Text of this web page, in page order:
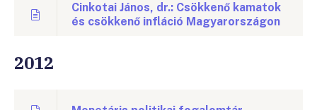
Cinkotai János, dr.: Csökkenő kamatok
és csökkenő infláció Magyarországon
2012